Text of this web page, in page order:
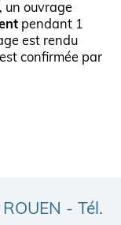
un ouvrage
pendant 1
est rendu
confirmée par
- Tél.